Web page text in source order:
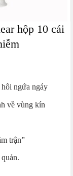
hộp 10 cái
ngứa ngáy
về vùng kín
trận”